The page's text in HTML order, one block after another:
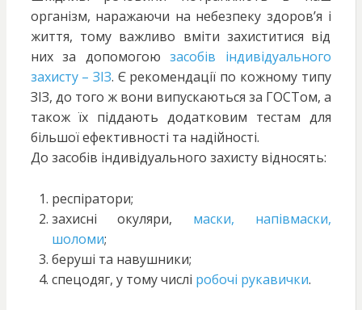
організм, наражаючи на небезпеку здоров’я і
життя, тому важливо вміти захиститися від
них за допомогою засобів індивідуального
захисту – ЗІЗ. Є рекомендації по кожному типу
ЗІЗ, до того ж вони випускаються за ГОСТом, а
також їх піддають додатковим тестам для
більшої ефективності та надійності.
До засобів індивідуального захисту відносять:
респіратори;
захисні окуляри, маски, напівмаски,
шоломи;
беруші та навушники;
спецодяг, у тому числі робочі рукавички.